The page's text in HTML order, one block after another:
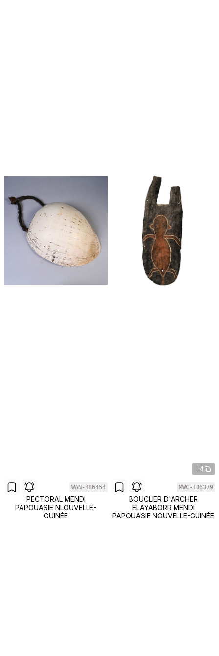
WAN-186454
PECTORAL MENDI
PAPOUASIE NLOUVELLE-
GUINÉE
+4
MWC-186379
BOUCLIER D'ARCHER
ELAYABORR MENDI
PAPOUASIE NOUVELLE-GUINÉE